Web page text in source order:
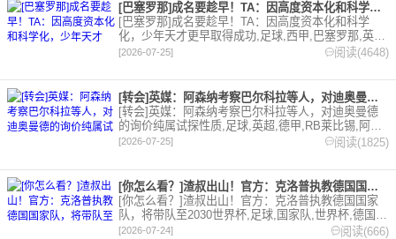
[巴塞罗那]成名要趁早！TA：因高度资本化和科学化，少年天才
[巴塞罗那]成名要趁早！TA：因高度资本化和科学
化，少年天才更早取得成功,足球,西甲,巴塞罗那,英
超,意甲,德甲,法甲。欢迎收藏本站，24小时为你更新
[2026-07-25] 阅读(4648)
[转会]英媒：阿森纳考察巴尔科拉等人，对迪奥曼德的询价纯属试
[转会]英媒：阿森纳考察巴尔科拉等人，对迪奥曼德
的询价纯属试探性质,足球,英超,德甲,RB莱比锡,阿森
纳,转会,法甲,巴黎圣日耳曼。欢迎收藏本站，24小时
[2026-07-25] 阅读(1825)
[你怎么看？]渣叔出山！官方：克洛普执教德国国家队，将带队至
[你怎么看？]渣叔出山！官方：克洛普执教德国国家
队，将带队至2030世界杯,足球,国家队,世界杯,德国,
克洛普,利物浦。欢迎收藏本站，24小时为你更新最新
[2026-07-24] 阅读(666)